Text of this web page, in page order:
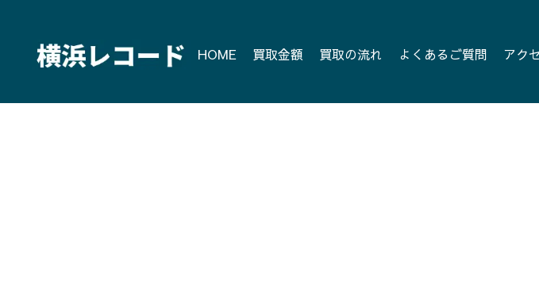
content
HOME 買取金額 買取の流れ よくあるご質問 アク